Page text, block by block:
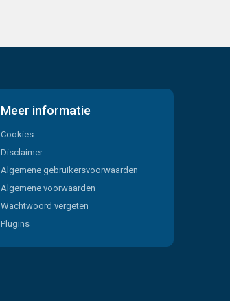
Meer informatie
Cookies
Disclaimer
Algemene gebruikersvoorwaarden
Algemene voorwaarden
Wachtwoord vergeten
Plugins